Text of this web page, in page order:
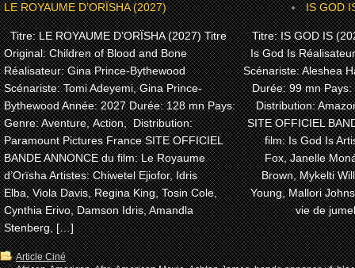
LE ROYAUME D’ORÏSHA (2027)
Titre: LE ROYAUME D’ORÏSHA (2027) Titre
Original: Children of Blood and Bone
Réalisateur: Gina Prince-Bythewood
Scénariste: Tomi Adeyemi, Gina Prince-
Bythewood Année: 2027 Durée: 128 mn Pays:
Genre: Aventure, Action, Distribution:
Paramount Pictures France SITE OFFICIEL
BANDE ANNONCE du film: Le Royaume
d’Orïsha Artistes: Chiwetel Ejiofor, Idris
Elba, Viola Davis, Regina King, Tosin Cole,
Cynthia Erivo, Damson Idris, Amandla
Stenberg, […]
IS GOD
Titre: IS GOD IS
Is God Is
Scénariste: Aleshea
Durée: 99 mn
Distribution:
SITE OFFICIEL
film: Is God Is
Fox, Janelle
Brown, Mykelti
Young, Mallori
vie de
Article Ciné